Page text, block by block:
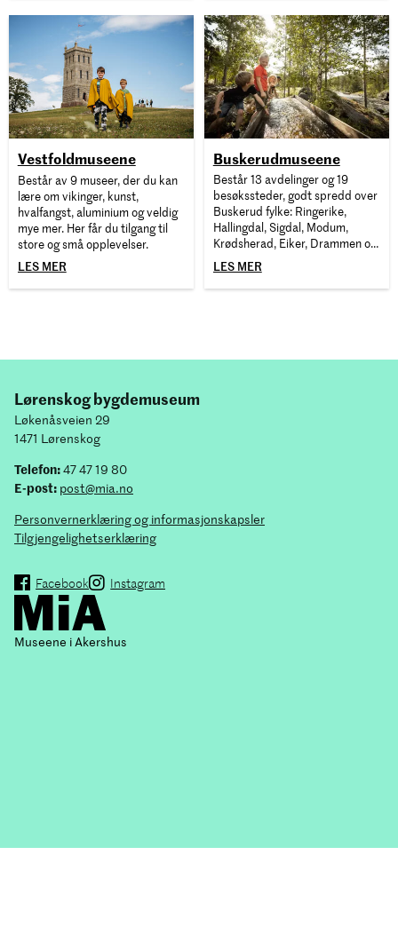
Vestfoldmuseene
Består av 9 museer, der du kan
lære om vikinger, kunst,
hvalfangst, aluminium og veldig
mye mer. Her får du tilgang til
store og små opplevelser.
LES MER
Buskerudmuseene
Består 13 avdelinger og 19
besøkssteder, godt spredd over
Buskerud fylke: Ringerike,
Hallingdal, Sigdal, Modum,
Krødsherad, Eiker, Drammen og
Kongsberg.
LES MER
Lørenskog bygdemuseum
Løkenåsveien 29
1471 Lørenskog
Telefon:47 47 19 80
E-post: post@mia.no
Personvernerklæring og informasjonskapsler
Tilgjengelighetserklæring
Facebook Instagram
Museene i Akershus